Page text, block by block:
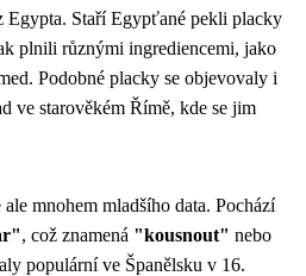
Egypta. Staří Egypťané pekli placky
plnili různými ingrediencemi, jako
Podobné placky se objevovaly i
ve starověkém Římě, kde se jim
mnohem mladšího data. Pochází
, což znamená "kousnout" nebo
populární ve Španělsku v 16.